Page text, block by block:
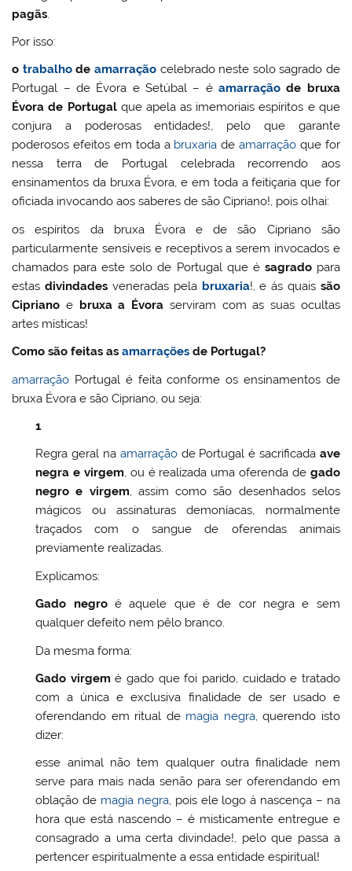
pagãs
Por isso:
o trabalhode amarraçãocelebrado neste solo sagrado de
Portugal – de Évora e Setúbal – éamarração de bruxa
Évora de Portugalque apela as imemoriais espíritos e que
conjura a poderosas entidades!, pelo que garante
poderosos efeitos em toda a bruxaria deamarração que for
nessa terra de Portugal celebrada recorrendo aos
ensinamentos da bruxa Évora, e em toda a feitiçaria que for
oficiada invocando aos saberes de são Cipriano!, pois olhai:
os espíritos da bruxa Évora e de são Cipriano são
particularmente sensíveis e receptivos a serem invocados e
chamados para este solo de Portugal que é sagradopara
estasdivindades veneradas pela bruxaria!, e ás quais são
Cipriano e bruxa a Évora serviram com as suas ocultas
artes místicas!
Como são feitas asamarrações de Portugal?
amarração Portugal é feita conforme os ensinamentos de
bruxa Évora e são Cipriano, ou seja:
1
Regra geral na amarraçãode Portugal é sacrificada ave
negra e virgem, ou é realizada uma oferenda de gado
negro e virgem, assim como são desenhados selos
mágicos ou assinaturas demoníacas, normalmente
traçados com o sangue de oferendas animais
previamente realizadas.
Explicamos:
Gado negroé aquele que é de cor negra e sem
qualquer defeito nem pêlo branco.
Da mesma forma:
Gado virgemé gado que foi parido, cuidado e tratado
com a única e exclusiva finalidade de ser usado e
oferendando em ritual de magia negra, querendo isto
dizer:
esse animal não tem qualquer outra finalidade nem
serve para mais nada senão para ser oferendando em
oblação de magia negra, pois ele logo á nascença – na
hora que está nascendo – é misticamente entregue e
consagrado a uma certa divindade!, pelo que passa a
pertencer espiritualmente a essa entidade espiritual!